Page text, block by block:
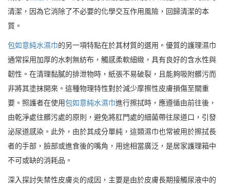
清潔，因為它消除了不必要的化學交互作用風險，回歸清潔的本
質。
包如意純水濕巾的另一項特點在於其材質的選用。優質的護理濕巾
通常採用加厚的水刺無紡布，觸感柔軟細緻，具有良好的含水性與
韌性。在清理黏膩的排泄物時，紙張不易破裂，且能夠吸附髒污而
非將其塗抹開來。這種物理特性對於減少摩擦性皮膚損傷至關重
要。照護者在使用包如意純水濕巾進行擦拭時，應遵循由前往後，
由乾淨處往髒污處的原則，避免將肛門處的細菌帶往尿道口，引發
泌尿道感染。此外，由於其成分單純，這類濕巾也常被用於擦拭長
者的手部，臉部或進食後的嘴角，用途相當廣泛，是居家護理箱中
不可或缺的消耗品。
深入探討失禁性皮膚炎的成因，主要是由於皮膚長期接觸尿液中的